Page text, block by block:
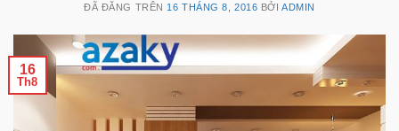
ĐÃ ĐĂNG TRÊN 16 THÁNG 8, 2016 BỞIADMIN
16
Th8